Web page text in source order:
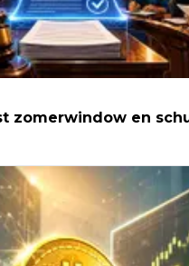
zomerwindow en